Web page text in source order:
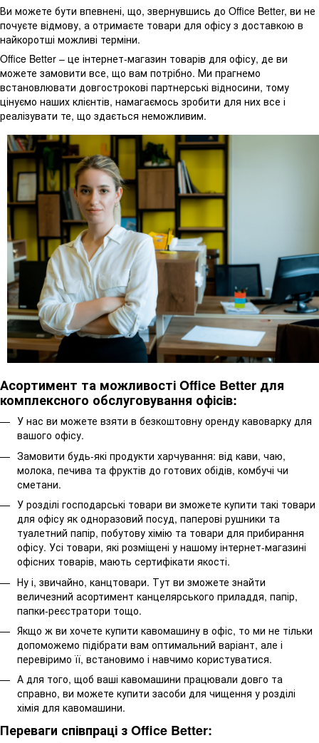
Ви можете бути впевнені, що, звернувшись до Office Better, ви не
почуєте відмову, а отримаєте товари для офісу з доставкою в
найкоротші можливі терміни.
Office Better – це інтернет-магазин товарів для офісу, де ви
можете замовити все, що вам потрібно. Ми прагнемо
встановлювати довгострокові партнерські відносини, тому
цінуємо наших клієнтів, намагаємось зробити для них все і
реалізувати те, що здається неможливим.
Асортимент та можливості Office Better для
комплексного обслуговування офісів:
У нас ви можете взяти в безкоштовну оренду кавоварку для
вашого офісу.
Замовити будь-які продукти харчування: від кави, чаю,
молока, печива та фруктів до готових обідів, комбучі чи
сметани.
У розділі господарські товари ви зможете купити такі товари
для офісу як одноразовий посуд, паперові рушники та
туалетний папір, побутову хімію та товари для прибирання
офісу. Усі товари, які розміщені у нашому інтернет-магазині
офісних товарів, мають сертифікати якості.
Ну і, звичайно, канцтовари. Тут ви зможете знайти
величезний асортимент канцелярського приладдя, папір,
папки-реєстратори тощо.
Якщо ж ви хочете купити кавомашину в офіс, то ми не тільки
допоможемо підібрати вам оптимальний варіант, але і
перевіримо її, встановимо і навчимо користуватися.
А для того, щоб ваші кавомашини працювали довго та
справно, ви можете купити засоби для чищення у розділі
хімія для кавомашини.
Переваги співпраці з Office Better: